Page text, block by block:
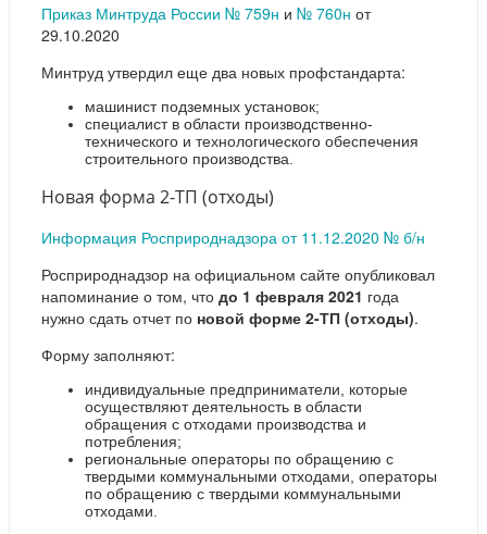
Приказ Минтруда России № 759н и № 760н от
29.10.2020
Минтруд утвердил еще два новых профстандарта:
машинист подземных установок;
специалист в области производственно-
технического и технологического обеспечения
строительного производства.
Новая форма 2-ТП (отходы)
Информация Росприроднадзора от 11.12.2020 № б/н
Росприроднадзор на официальном сайте опубликовал
напоминание о том, что до 1 февраля 2021 года
нужно сдать отчет по новой форме 2-ТП (отходы).
Форму заполняют:
индивидуальные предприниматели, которые
осуществляют деятельность в области
обращения с отходами производства и
потребления;
региональные операторы по обращению с
твердыми коммунальными отходами, операторы
по обращению с твердыми коммунальными
отходами.